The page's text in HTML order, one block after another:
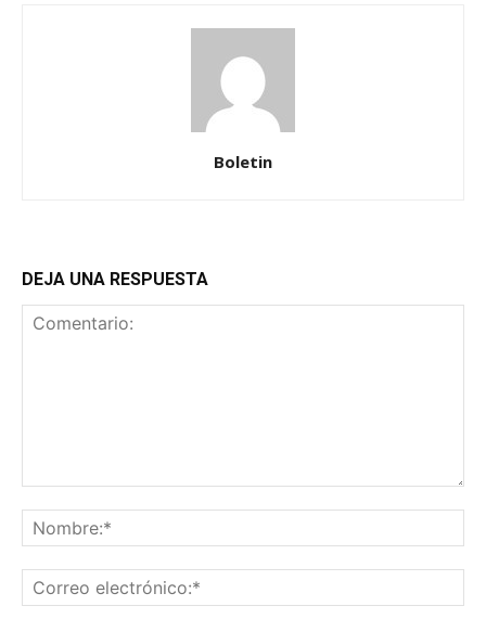
Boletin
DEJA UNA RESPUESTA